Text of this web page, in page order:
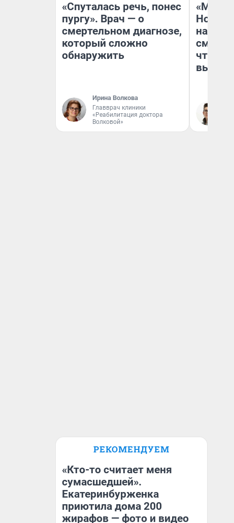
«Спуталась речь, понес
пургу». Врач — о
смертельном диагнозе,
который сложно
обнаружить
Ирина Волкова
Главврач клиники
«Реабилитация доктора
Волковой»
«Мы
чтобы
РЕКОМЕНДУЕМ
«Кто-то считает меня
сумасшедшей».
Екатеринбурженка
приютила дома 200
жирафов — фото и видео